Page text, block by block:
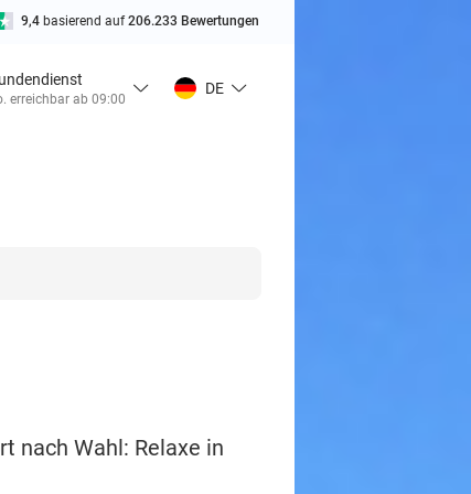
9,4 basierend auf206.233 Bewertungen
erreichbar ab 09:00
DE
nach Wahl: Relaxe in